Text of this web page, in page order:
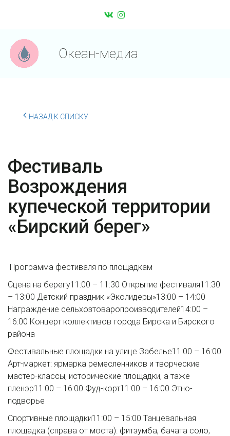
Океан-медиа
НАЗАД К СПИСКУ
Фестиваль
Возрождения
купеческой территории
«Бирский берег»
Программа фестиваля по площадкам
Сцена на берегу11:00 – 11:30 Открытие фестиваля11:30
– 13:00 Детский праздник «Эколидеры»13:00 – 14:00
Награждение сельхозтоваропроизводителей14:00 –
16:00 Концерт коллективов города Бирска и Бирского
района
Фестивальные площадки на улице Забелье11:00 – 16:00
Арт-маркет: ярмарка ремесленников и творческие
мастер-классы, исторические площадки, а таже
пленэр11:00 – 16:00 Фуд-корт11:00 – 16:00 Этно-
подворье
Спортивные площадки11:00 – 15:00 Танцевальная
площадка (справа от моста): фитзумба, бачата соло,